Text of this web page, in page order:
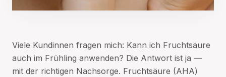
Viele Kundinnen fragen mich: Kann ich Fruchtsäure
auch im Frühling anwenden? Die Antwort ist ja —
mit der richtigen Nachsorge. Fruchtsäure (AHA)